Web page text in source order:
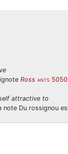
Ross ANTS 5050
attractive to
Du rossignou